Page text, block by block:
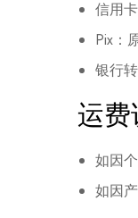
信用
Pix：
银行
运费
如因
如因